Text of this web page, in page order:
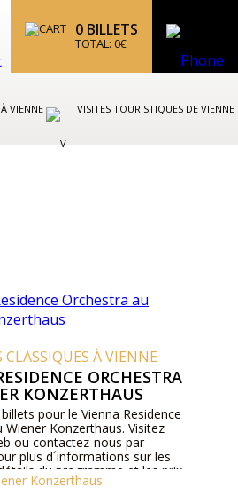
0 BILLETS
TOTAL: 0€
VIENNE VISITES TOURISTIQUES DE VIENNE
CLASSIQUES À VIENNE
ORCHESTRA
KONZERTHAUS
pour le Vienna Residence
Wiener Konzerthaus. Visitez
ou contactez-nous par
plus d´informations sur les
du programme et les prix
Konzerthaus